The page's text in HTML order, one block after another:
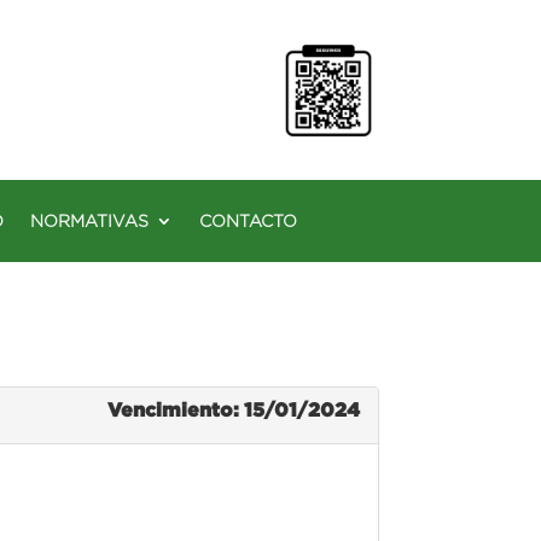
NORMATIVAS CONTACTO
Vencimiento: 15/01/2024